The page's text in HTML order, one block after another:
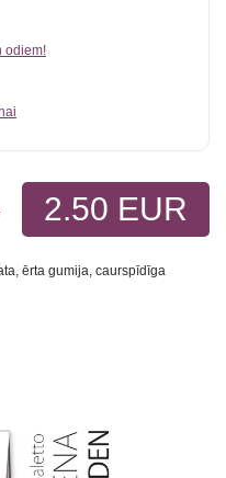
odiem!
2.50 EUR
ērta gumija, caurspīdīga